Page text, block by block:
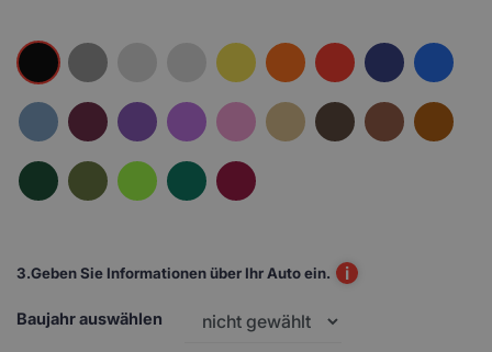
3.Geben Sie Informationen über Ihr Auto ein. i
Baujahr auswählen